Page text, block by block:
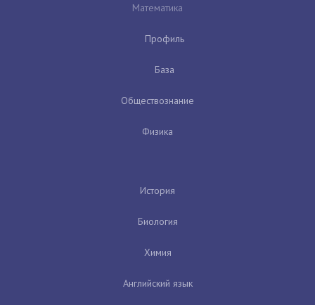
Математика
Профиль
База
Обществознание
Физика
История
Биология
Химия
Английский язык